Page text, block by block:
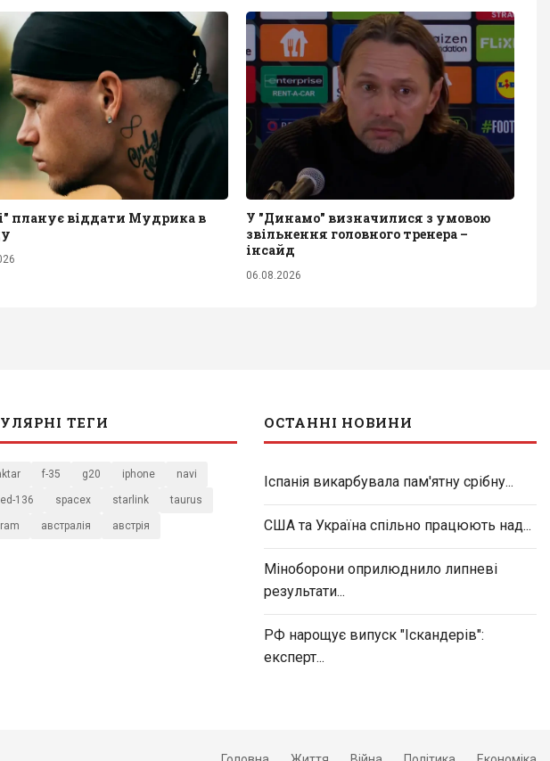
планує віддати Мудрика в
У "Динамо" визначилися з умовою
звільнення головного тренера –
інсайд
06.08.2026
ТЕГИ
f-35 g20 iphone navi
136 spacex starlink taurus
австралія австрія
ОСТАННІ НОВИНИ
Іспанія викарбувала пам'ятну срібну...
США та Україна спільно працюють над...
Міноборони оприлюднило липневі
результати...
РФ нарощує випуск "Іскандерів":
експерт...